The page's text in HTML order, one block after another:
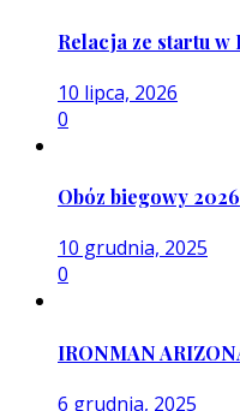
Relacja ze startu w
10 lipca, 2026
0
Obóz biegowy 2026
10 grudnia, 2025
0
IRONMAN
6 grudnia, 2025